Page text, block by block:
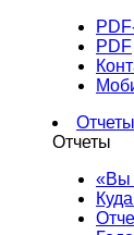
PDF
Отчеты
Отчеты
«Вы